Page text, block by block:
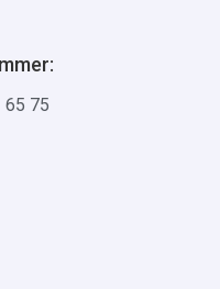
65 75